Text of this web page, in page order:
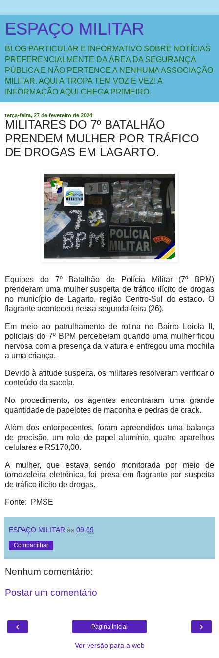
ESPAÇO MILITAR
BLOG PARTICULAR E INFORMATIVO SOBRE NOTÍCIAS
PREFERENCIALMENTE DA ÁREA DA SEGURANÇA
PÚBLICA E NÃO PERTENCE A NENHUMA ASSOCIAÇÃO
MILITAR. AQUI A TROPA TEM VOZ E VEZ! A
INFORMAÇÃO AQUI CHEGA PRIMEIRO.
terça-feira, 27 de fevereiro de 2024
MILITARES DO 7º BATALHÃO
PRENDEM MULHER POR TRÁFICO
DE DROGAS EM LAGARTO.
Equipes do 7º Batalhão de Polícia Militar (7º BPM)
prenderam uma mulher suspeita de tráfico ilícito de drogas
no município de Lagarto, região Centro-Sul do estado. O
flagrante aconteceu nessa segunda-feira (26).
Em meio ao patrulhamento de rotina no Bairro Loiola II,
policiais do 7º BPM perceberam quando uma mulher ficou
nervosa com a presença da viatura e entregou uma mochila
a uma criança.
Devido à atitude suspeita, os militares resolveram verificar o
conteúdo da sacola.
No procedimento, os agentes encontraram uma grande
quantidade de papelotes de maconha e pedras de crack.
Além dos entorpecentes, foram apreendidos uma balança
de precisão, um rolo de papel alumínio, quatro aparelhos
celulares e R$170,00.
A mulher, que estava sendo monitorada por meio de
tornozeleira eletrônica, foi presa em flagrante por suspeita
de tráfico ilícito de drogas.
Fonte: PMSE
ESPAÇO MILITAR às 09:09
Compartilhar
Nenhum comentário:
Postar um comentário
‹ ›
Página inicial
Ver versão para a web